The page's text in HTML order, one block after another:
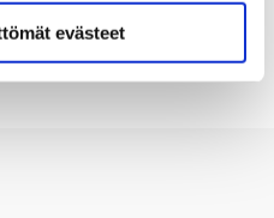
evästeet